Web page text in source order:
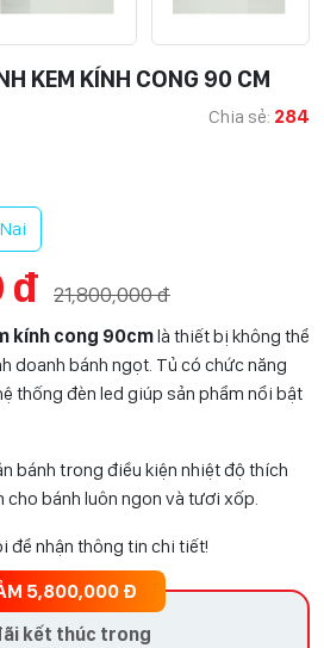
KEM KÍNH CONG 90 CM
Chia sẻ: 284
đ 21,800,000 đ
kính cong 90cmlà thiết bị không thể
doanh bánh ngọt. Tủ có chức năng
thống đèn led giúp sản phẩm nổi bật
bánh trong điều kiện nhiệt độ thích
cho bánh luôn ngon và tươi xốp.
để nhận thông tin chi tiết!
5,800,000 Đ
kết thúc trong